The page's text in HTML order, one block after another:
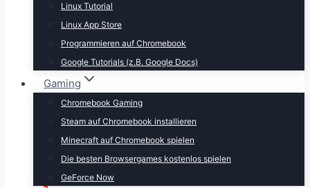
Linux Tutorial
Linux App Store
Programmieren auf Chromebook
Google Tutorials (z.B. Google Docs)
Gaming
Chromebook Gaming
Steam auf Chromebook installieren
Minecraft auf Chromebook spielen
Die besten Browsergames kostenlos spielen
GeForce Now